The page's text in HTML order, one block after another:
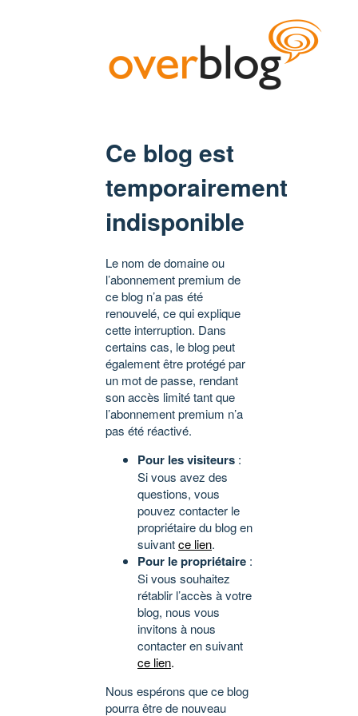
Ce blog est
temporairement
indisponible
Le nom de domaine ou
l’abonnement premium de
ce blog n’a pas été
renouvelé, ce qui explique
cette interruption. Dans
certains cas, le blog peut
également être protégé par
un mot de passe, rendant
son accès limité tant que
l’abonnement premium n’a
pas été réactivé.
Pour les visiteurs :
Si vous avez des
questions, vous
pouvez contacter le
propriétaire du blog en
suivantce lien.
Pour le propriétaire :
Si vous souhaitez
rétablir l’accès à votre
blog, nous vous
invitons à nous
contacter en suivant
ce lien.
Nous espérons que ce blog
pourra être de nouveau